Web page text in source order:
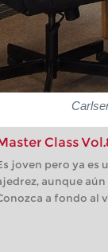
Class
joven pero ya es
aunque
a fondo al